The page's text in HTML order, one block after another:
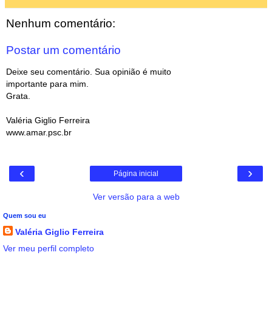
Nenhum comentário:
Postar um comentário
Deixe seu comentário. Sua opinião é muito
importante para mim.
Grata.
Valéria Giglio Ferreira
www.amar.psc.br
‹ ›
Página inicial
Ver versão para a web
Quem sou eu
Valéria Giglio Ferreira
Ver meu perfil completo